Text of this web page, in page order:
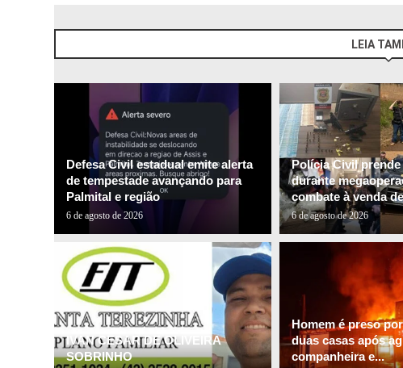
LEIA
Defesa Civil estadual emite alerta
de tempestade avançando para
Palmital e região
6 de agosto de 2026
Polícia Civil
durante
combate à venda
6 de agosto de 2026
IVAN CESAR DE OLIVEIRA
SOBRINHO
Homem é preso
duas casas após
companheira e...